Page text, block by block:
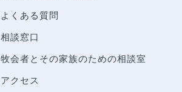
よくある質問
相談窓口
牧会者とその家族のための相談室
アクセス